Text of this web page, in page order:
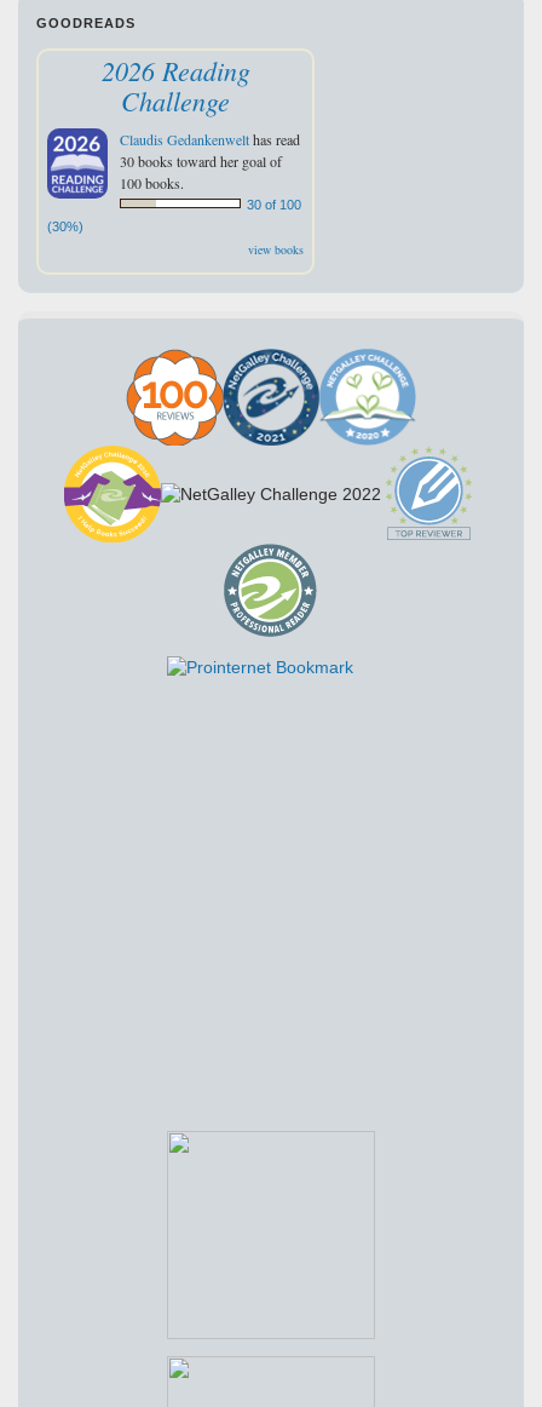
GOODREADS
2026 Reading
Challenge
Claudis Gedankenwelthas read
30 books toward her goal of
100 books.
30 of 100
(30%)
view books